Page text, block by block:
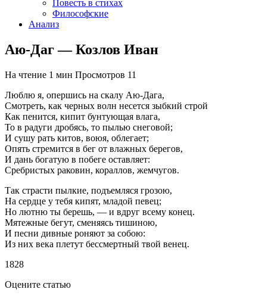
Повесть в стихах
Философские
Анализ
Аю-Даг — Козлов Иван
На чтение 1 мин Просмотров 11
Люблю я, опершись на скалу Аю-Дага,
Смотреть, как черных волн несется зыбкий строй
Как пенится, кипит бунтующая влага,
То в радуги дробясь, то пылью снеговой;
И сушу рать китов, воюя, облегает;
Опять стремится в бег от влажных берегов,
И дань богатую в побеге оставляет:
Сребристых раковин, кораллов, жемчугов.
Так страсти пылкие, подъемляся грозою,
На сердце у тебя кипят, младой певец;
Но лютню ты берешь, — и вдруг всему конец.
Мятежные бегут, сменяясь тишиною,
И песни дивные роняют за собою:
Из них века плетут бессмертный твой венец.
1828
Оцените статью